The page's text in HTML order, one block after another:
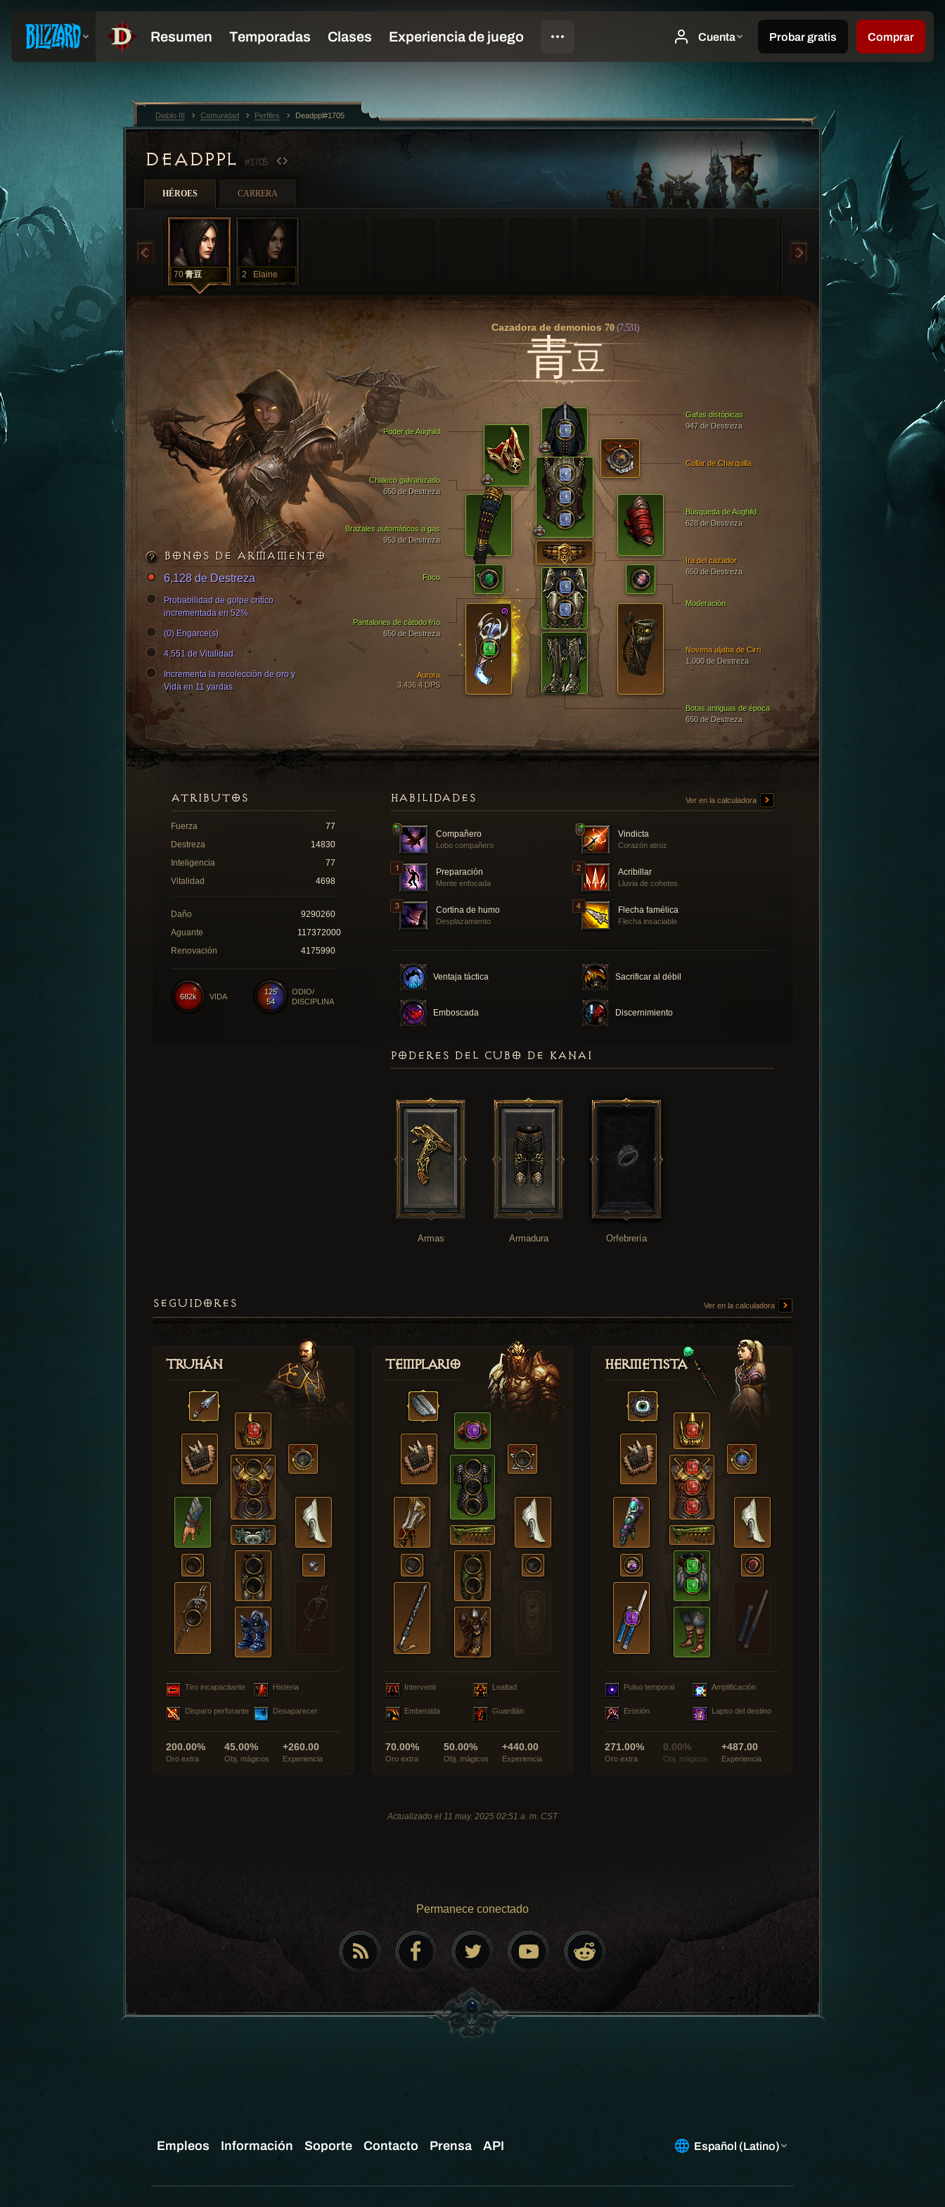
DEADPPL #1705
HÉROES CARRERA
70青豆 2 Elaine
Cazadora de demonios70 (7,531)
青豆
Gafas distópicas
947 de Destreza
Chaleco galvanizado
650 de Destreza
Botas antiguas de época
650 de Destreza
Brazales automáticos a gas
953 de Destreza
Poder de Aughild
Pantalones de cátodo frío
650 de Destreza
Búsqueda de Aughild
628 de Destreza
Aurora
3,436.4 DPS
Novena aljaba de Cirri
1,000 de Destreza
Ira del cazador
650 de Destreza
Moderación
Foco
Collar de Charquilla
BONOS DE ARMAMENTO
6,128 de Destreza
Probabilidad de golpe crítico
incrementada en 52%.
(0) Engarce(s)
4,551 de Vitalidad
Incrementa la recolección de oro y
Vida en 11 yardas.
HABILIDADES Ver en la calculadora
Compañero
Lobo compañero
Vindicta
Corazón atroz
Preparación
Mente enfocada
Acribillar
Lluvia de cohetes
Cortina de humo
Desplazamiento
Flecha famélica
Flecha insaciable
Ventaja táctica Sacrificar al débil
Emboscada Discernimiento
ATRIBUTOS
Fuerza
77
Destreza
14830
Inteligencia
77
Vitalidad
4698
Daño
9290260
Aguante
117372000
Renovación
4175990
125
54
ODIO/
DISCIPLINA
682k VIDA
PODERES DEL CUBO DE KANAI
Armas Armadura Orfebrería
SEGUIDORES Ver en la calculadora
Truhán
Tiro incapacitante Histeria
Disparo perforante Desaparecer
200.00%
Oro extra
45.00%
Obj. mágicos
+260.00
Experiencia
Templario
Intervenir Lealtad
Embestida Guardián
70.00%
Oro extra
50.00%
Obj. mágicos
+440.00
Experiencia
Hermetista
Pulso temporal Amplificación
Erosión Lapso del destino
271.00%
Oro extra
0.00%
Obj. mágicos
+487.00
Experiencia
Actualizado el 11 may. 2025 02:51 a. m. CST
Permanece conectado
Diablo III Comunidad Perfiles Deadppl#1705